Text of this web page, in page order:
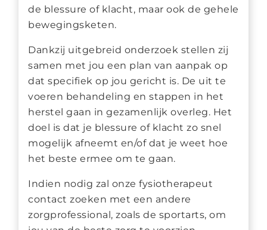
de blessure of klacht, maar ook de gehele
bewegingsketen.
Dankzij uitgebreid onderzoek stellen zij
samen met jou een plan van aanpak op
dat specifiek op jou gericht is. De uit te
voeren behandeling en stappen in het
herstel gaan in gezamenlijk overleg. Het
doel is dat je blessure of klacht zo snel
mogelijk afneemt en/of dat je weet hoe
het beste ermee om te gaan.
Indien nodig zal onze fysiotherapeut
contact zoeken met een andere
zorgprofessional, zoals de sportarts, om